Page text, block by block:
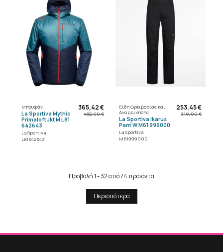
Μπουφάν
La Sportiva Mythic
Primaloft Jkt M L81
642643
La Sportiva
L81642643
365,42 €
452,00 €
Είδη Ορειβασίας και
Αναρρίχησης
La Sportiva Ikarus
Pant W M61 999000
La Sportiva
M61999000
253,45 €
310,00 €
Προβολή 1 - 32 από 74 προϊόντα
Περισσότερα